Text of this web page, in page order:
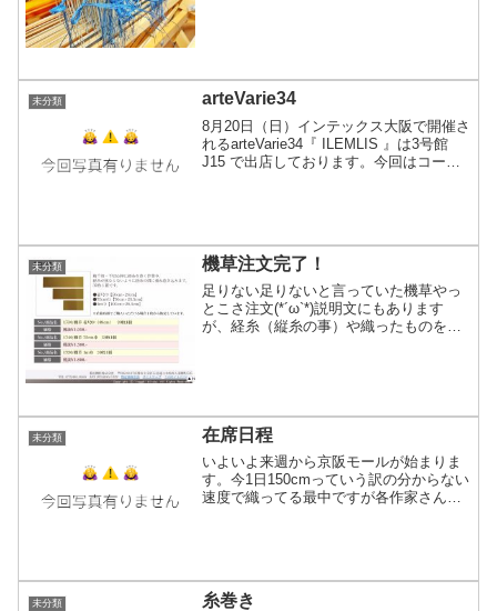
未分類 arteVarie34
8月20日（日）インテックス大阪で開催さ
れるarteVarie34『 ILEMLIS 』は3号館
J15 で出店しております。今回はコース
未分類 機草注文完了！
足りない足りないと言っていた機草やっ
とこさ注文(*´ω`*)説明文にもあります
が、経糸（縦糸の事）や織ったものを巻
未分類 在席日程
いよいよ来週から京阪モールが始まりま
す。今1日150cmっていう訳の分からない
速度で織ってる最中ですが各作家さんが
未分類 糸巻き